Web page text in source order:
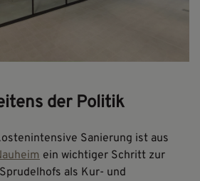
der Politik
Sanierung ist aus
ein wichtiger Schritt zur
als Kur- und